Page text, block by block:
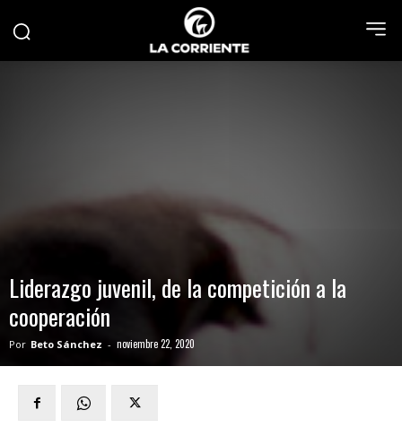
Liderazgo juvenil, de la competición a la
cooperación
Por Beto Sánchez - noviembre 22, 2020